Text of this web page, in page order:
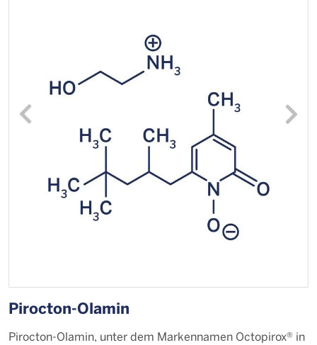
Pirocton-Olamin
Pirocton-Olamin, unter dem Markennamen Octopirox® in